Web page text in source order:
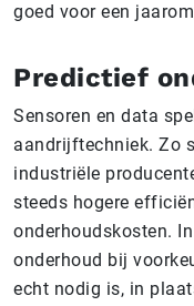
goed voor een
Predictief
Sensoren en data
aandrijftechniek. Zo
industriële
steeds hogere
onderhoudskosten.
onderhoud bij
echt nodig is, in